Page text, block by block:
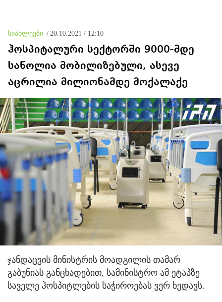
ურთიერთპატივისცემაზე
დამყარებული
ურთიერთობები ავაშენოთ
სიახლეები / 20.10.2021 / 12:10
ჰოსპიტალური სექტორში 9000-მდე
საწოლია მობილიზებული, ასევე
აცრილია მილიონამდე მოქალაქე
ჯანდაცვის მინისტრის მოადგილის თამარ
გაბუნიას განცხადებით, სამინისტრო ამ ეტაპზე
საველე ჰოსპიტლების საჭიროებას ვერ ხედავს.